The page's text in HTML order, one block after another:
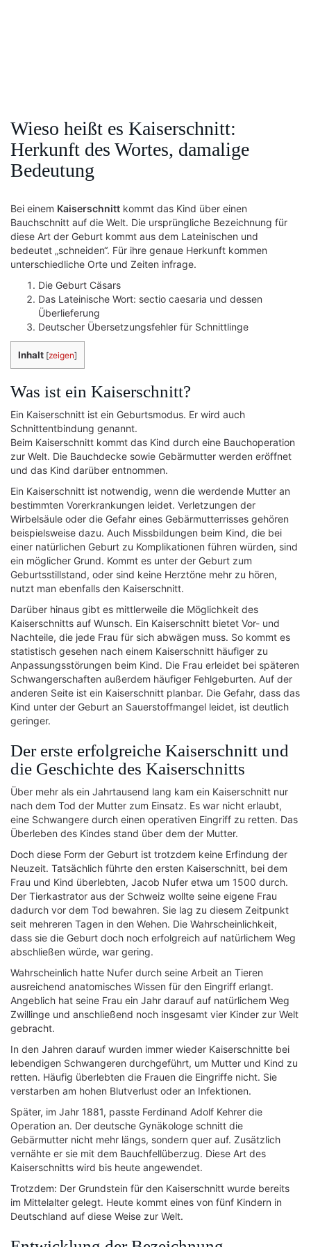
Wieso heißt es Kaiserschnitt:
Herkunft des Wortes, damalige
Bedeutung
Bei einem Kaiserschnitt kommt das Kind über einen
Bauchschnitt auf die Welt. Die ursprüngliche Bezeichnung für
diese Art der Geburt kommt aus dem Lateinischen und
bedeutet „schneiden“. Für ihre genaue Herkunft kommen
unterschiedliche Orte und Zeiten infrage.
Die Geburt Cäsars
Das Lateinische Wort: sectio caesaria und dessen
Überlieferung
Deutscher Übersetzungsfehler für Schnittlinge
Inhalt [zeigen]
Was ist ein Kaiserschnitt?
Ein Kaiserschnitt ist ein Geburtsmodus. Er wird auch
Schnittentbindung genannt.
Beim Kaiserschnitt kommt das Kind durch eine Bauchoperation
zur Welt. Die Bauchdecke sowie Gebärmutter werden eröffnet
und das Kind darüber entnommen.
Ein Kaiserschnitt ist notwendig, wenn die werdende Mutter an
bestimmten Vorerkrankungen leidet. Verletzungen der
Wirbelsäule oder die Gefahr eines Gebärmutterrisses gehören
beispielsweise dazu. Auch Missbildungen beim Kind, die bei
einer natürlichen Geburt zu Komplikationen führen würden, sind
ein möglicher Grund. Kommt es unter der Geburt zum
Geburtsstillstand, oder sind keine Herztöne mehr zu hören,
nutzt man ebenfalls den Kaiserschnitt.
Darüber hinaus gibt es mittlerweile die Möglichkeit des
Kaiserschnitts auf Wunsch. Ein Kaiserschnitt bietet Vor- und
Nachteile, die jede Frau für sich abwägen muss. So kommt es
statistisch gesehen nach einem Kaiserschnitt häufiger zu
Anpassungsstörungen beim Kind. Die Frau erleidet bei späteren
Schwangerschaften außerdem häufiger Fehlgeburten. Auf der
anderen Seite ist ein Kaiserschnitt planbar. Die Gefahr, dass das
Kind unter der Geburt an Sauerstoffmangel leidet, ist deutlich
geringer.
Der erste erfolgreiche Kaiserschnitt und
die Geschichte des Kaiserschnitts
Über mehr als ein Jahrtausend lang kam ein Kaiserschnitt nur
nach dem Tod der Mutter zum Einsatz. Es war nicht erlaubt,
eine Schwangere durch einen operativen Eingriff zu retten. Das
Überleben des Kindes stand über dem der Mutter.
Doch diese Form der Geburt ist trotzdem keine Erfindung der
Neuzeit. Tatsächlich führte den ersten Kaiserschnitt, bei dem
Frau und Kind überlebten, Jacob Nufer etwa um 1500 durch.
Der Tierkastrator aus der Schweiz wollte seine eigene Frau
dadurch vor dem Tod bewahren. Sie lag zu diesem Zeitpunkt
seit mehreren Tagen in den Wehen. Die Wahrscheinlichkeit,
dass sie die Geburt doch noch erfolgreich auf natürlichem Weg
abschließen würde, war gering.
Wahrscheinlich hatte Nufer durch seine Arbeit an Tieren
ausreichend anatomisches Wissen für den Eingriff erlangt.
Angeblich hat seine Frau ein Jahr darauf auf natürlichem Weg
Zwillinge und anschließend noch insgesamt vier Kinder zur Welt
gebracht.
In den Jahren darauf wurden immer wieder Kaiserschnitte bei
lebendigen Schwangeren durchgeführt, um Mutter und Kind zu
retten. Häufig überlebten die Frauen die Eingriffe nicht. Sie
verstarben am hohen Blutverlust oder an Infektionen.
Später, im Jahr 1881, passte Ferdinand Adolf Kehrer die
Operation an. Der deutsche Gynäkologe schnitt die
Gebärmutter nicht mehr längs, sondern quer auf. Zusätzlich
vernähte er sie mit dem Bauchfellüberzug. Diese Art des
Kaiserschnitts wird bis heute angewendet.
Trotzdem: Der Grundstein für den Kaiserschnitt wurde bereits
im Mittelalter gelegt. Heute kommt eines von fünf Kindern in
Deutschland auf diese Weise zur Welt.